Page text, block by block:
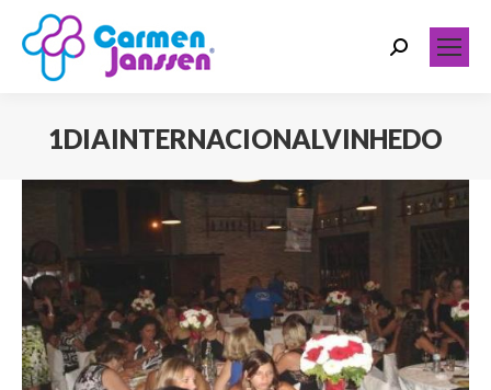
Search:
1DIAINTERNACIONALVINHEDO